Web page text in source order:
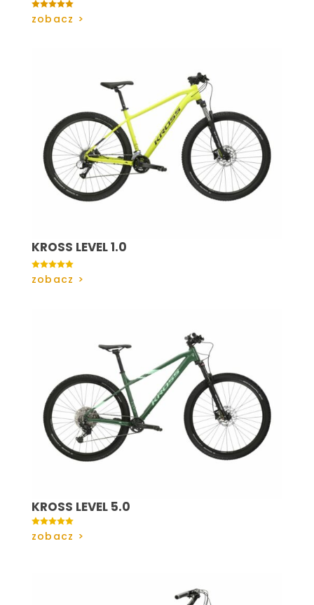

zobacz >
KROSS LEVEL 1.0

zobacz >
KROSS LEVEL 5.0

zobacz >